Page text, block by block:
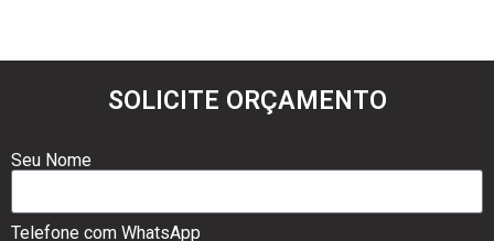
SOLICITE ORÇAMENTO
Seu Nome
Telefone com WhatsApp